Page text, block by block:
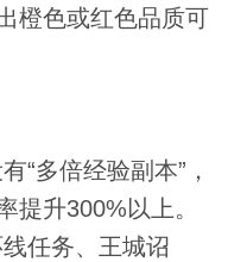
橙色或红色品质可
“多倍经验副本”，
提升300%以上。
任务、王城诏